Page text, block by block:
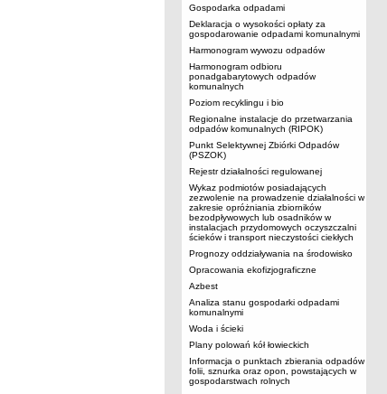
Gospodarka odpadami
Deklaracja o wysokości opłaty za
gospodarowanie odpadami komunalnymi
Harmonogram wywozu odpadów
Harmonogram odbioru
ponadgabarytowych odpadów
komunalnych
Poziom recyklingu i bio
Regionalne instalacje do przetwarzania
odpadów komunalnych (RIPOK)
Punkt Selektywnej Zbiórki Odpadów
(PSZOK)
Rejestr działalności regulowanej
Wykaz podmiotów posiadających
zezwolenie na prowadzenie działalności w
zakresie opróżniania zbiorników
bezodpływowych lub osadników w
instalacjach przydomowych oczyszczalni
ścieków i transport nieczystości ciekłych
Prognozy oddziaływania na środowisko
Opracowania ekofizjograficzne
Azbest
Analiza stanu gospodarki odpadami
komunalnymi
Woda i ścieki
Plany polowań kół łowieckich
Informacja o punktach zbierania odpadów
folii, sznurka oraz opon, powstających w
gospodarstwach rolnych